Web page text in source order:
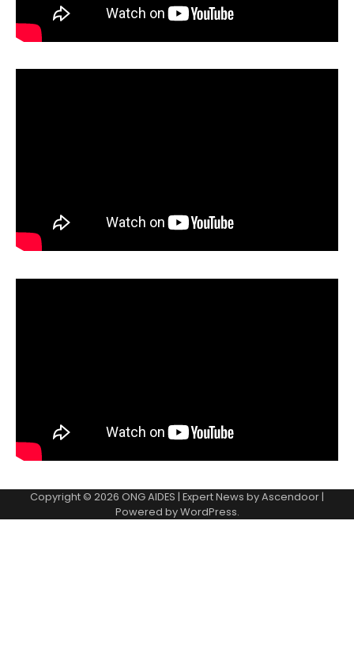
Copyright © 2026 ONG AIDES | Expert News byAscendoor|
Powered byWordPress.